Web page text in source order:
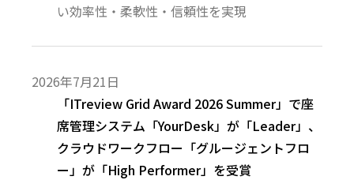
い効率性・柔軟性・信頼性を実現
2026年7月21日
「ITreview Grid Award 2026 Summer」で座
席管理システム「YourDesk」が「Leader」、
クラウドワークフロー「グルージェントフロ
ー」が「High Performer」を受賞